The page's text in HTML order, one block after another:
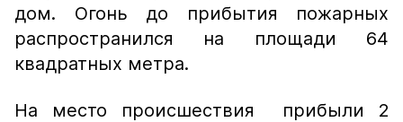
дом. Огонь до прибытия пожарных
распространился на площади 64
квадратных метра.
На место происшествия прибыли 2